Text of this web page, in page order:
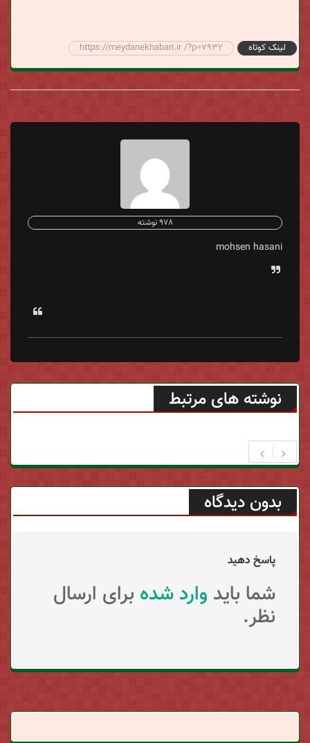
لینک کوتاه https://meydanekhabari.ir /?p=7932
978 نوشته
mohsen hasani
نوشته های مرتبط
بدون دیدگاه
پاسخ دهید
شما باید وارد شده برای ارسال
نظر.